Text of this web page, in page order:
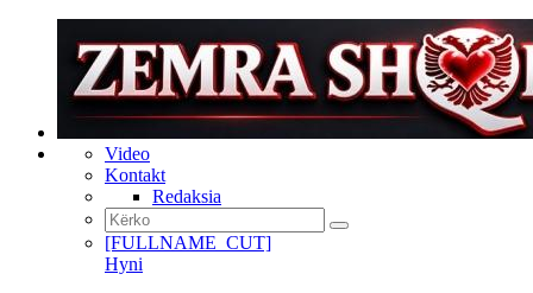
Video
Kontakt
Redaksia
[FULLNAME_CUT]
Hyni